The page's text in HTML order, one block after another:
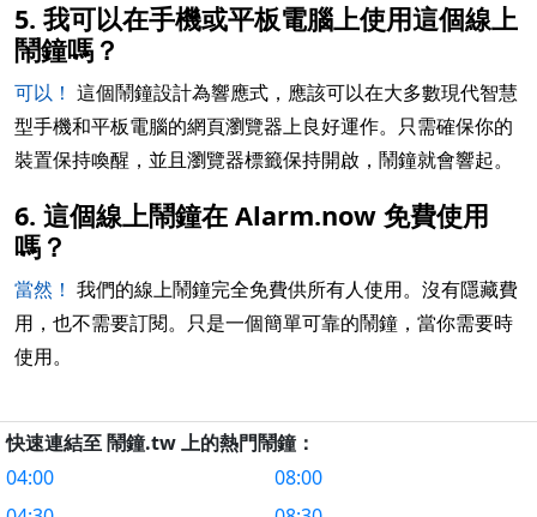
5. 我可以在手機或平板電腦上使用這個線上
鬧鐘嗎？
可以！ 這個鬧鐘設計為響應式，應該可以在大多數現代智慧
型手機和平板電腦的網頁瀏覽器上良好運作。只需確保你的
裝置保持喚醒，並且瀏覽器標籤保持開啟，鬧鐘就會響起。
6. 這個線上鬧鐘在 Alarm.now 免費使用
嗎？
當然！ 我們的線上鬧鐘完全免費供所有人使用。沒有隱藏費
用，也不需要訂閱。只是一個簡單可靠的鬧鐘，當你需要時
使用。
快速連結至 鬧鐘.tw 上的熱門鬧鐘：
04:00
08:00